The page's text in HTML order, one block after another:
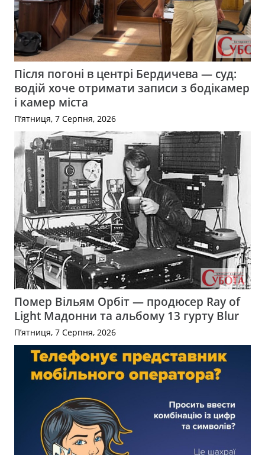
Після погоні в центрі Бердичева — суд:
водій хоче отримати записи з бодікамер
і камер міста
П’ятниця, 7 Серпня, 2026
Помер Вільям Орбіт — продюсер Ray of
Light Мадонни та альбому 13 гурту Blur
П’ятниця, 7 Серпня, 2026